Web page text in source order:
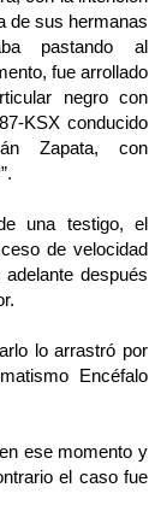
de sus hermanas
pastando al
fue arrollado
negro con
KSX conducido
Zapata, con
una testigo, el
de velocidad
después
lo arrastró por
Encéfalo
ese momento y
el caso fue